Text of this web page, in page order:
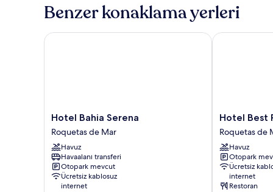
için
tüm
fotoğrafları
+
Children
Benzer konaklama yerleri
Hotel
Bahia
Serena
Roquetas
de
Mar
Hotel Bahia Serena
Roquetas de Mar
Havuz
Havaalanı transferi
Otopark mevcut
Ücretsiz kablosuz
internet
Hotel Bahia Serena
Hotel
Best
Roquetas
Roquetas
de
Mar
Hotel Best
Roquetas de
Havuz
Otopark
Ücretsiz
internet
Restoran
Hotel Best